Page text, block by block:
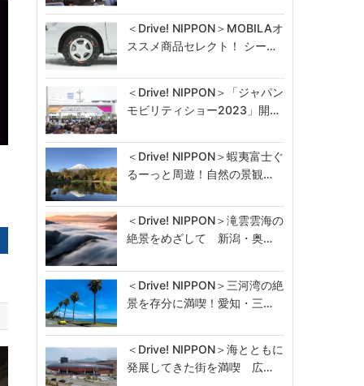
＜Drive! NIPPON＞MOBILAオ
ススメ商品セレクト！ シー…
＜Drive! NIPPON＞「ジャパン
モビリティショー2023」開…
＜Drive! NIPPON＞蝦夷富士ぐ
るーっと周遊！自然の景観…
＜Drive! NIPPON＞滝雲雲海の
絶景をめざして 新潟・奥…
＜Drive! NIPPON＞三河湾の絶
景を存分に満喫！愛知・三…
＜Drive! NIPPON＞海とともに
発展してきた街を満喫 広…